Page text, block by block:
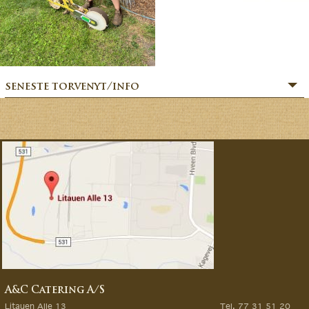
seneste torvenyt/info
» SOMMERHILSEN:
» BÆR-FEKT SOMMER!
» MERE MARKVÆRK MAGI:
» Sommerfesten er i gang:
» MAGIEN FRA MARKVÆRK:
» VORES EVENTYRLIGE VERDEN:
» FORÅRSFESTEN ER I GANG:
A&C Catering A/S
Litauen Alle 13
Tel. 77 31 51 20